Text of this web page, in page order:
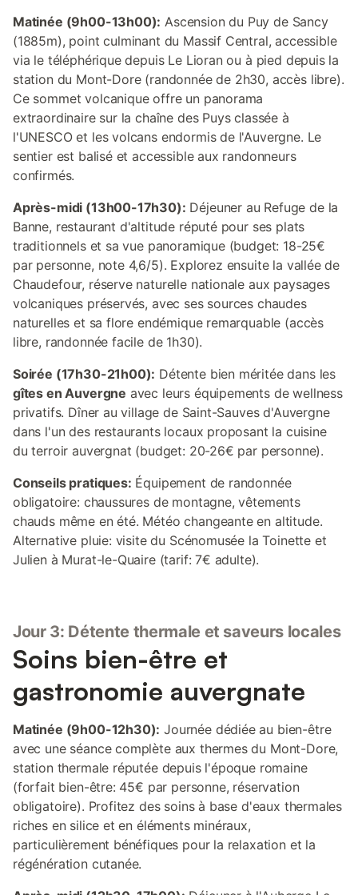
Matinée (9h00-13h00): Ascension du Puy de Sancy
(1885m), point culminant du Massif Central, accessible
via le téléphérique depuis Le Lioran ou à pied depuis la
station du Mont-Dore (randonnée de 2h30, accès libre).
Ce sommet volcanique offre un panorama
extraordinaire sur la chaîne des Puys classée à
l'UNESCO et les volcans endormis de l'Auvergne. Le
sentier est balisé et accessible aux randonneurs
confirmés.
Après-midi (13h00-17h30): Déjeuner au Refuge de la
Banne, restaurant d'altitude réputé pour ses plats
traditionnels et sa vue panoramique (budget: 18-25€
par personne, note 4,6/5). Explorez ensuite la vallée de
Chaudefour, réserve naturelle nationale aux paysages
volcaniques préservés, avec ses sources chaudes
naturelles et sa flore endémique remarquable (accès
libre, randonnée facile de 1h30).
Soirée (17h30-21h00): Détente bien méritée dans les
gîtes en Auvergne avec leurs équipements de wellness
privatifs. Dîner au village de Saint-Sauves d'Auvergne
dans l'un des restaurants locaux proposant la cuisine
du terroir auvergnat (budget: 20-26€ par personne).
Conseils pratiques: Équipement de randonnée
obligatoire: chaussures de montagne, vêtements
chauds même en été. Météo changeante en altitude.
Alternative pluie: visite du Scénomusée la Toinette et
Julien à Murat-le-Quaire (tarif: 7€ adulte).
Jour 3: Détente thermale et saveurs locales
Soins bien-être et
gastronomie auvergnate
Matinée (9h00-12h30): Journée dédiée au bien-être
avec une séance complète aux thermes du Mont-Dore,
station thermale réputée depuis l'époque romaine
(forfait bien-être: 45€ par personne, réservation
obligatoire). Profitez des soins à base d'eaux thermales
riches en silice et en éléments minéraux,
particulièrement bénéfiques pour la relaxation et la
régénération cutanée.